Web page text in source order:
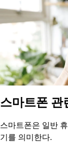
스마트폰 관
스마트폰은 일반
기를 의미한다.